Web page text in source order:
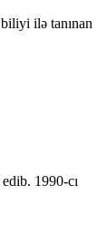
ilə tanınan
1990-cı